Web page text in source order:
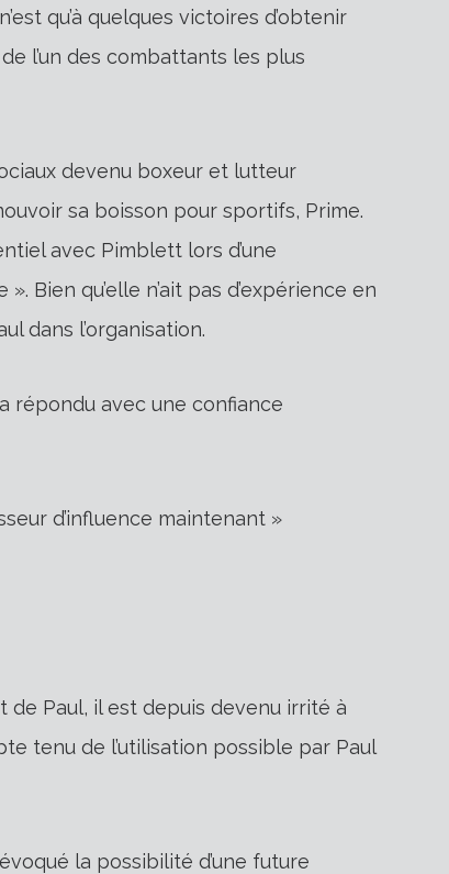
qu’à quelques victoires d’obtenir
l’un des combattants les plus
devenu boxeur et lutteur
sa boisson pour sportifs, Prime.
avec Pimblett lors d’une
Bien qu’elle n’ait pas d’expérience en
dans l’organisation.
répondu avec une confiance
d’influence maintenant »
de Paul, il est depuis devenu irrité à
tenu de l’utilisation possible par Paul
la possibilité d’une future